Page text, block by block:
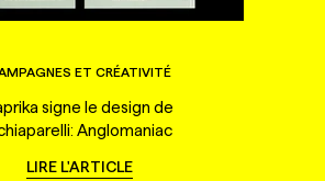
ET CRÉATIVITÉ
signe le design de
Anglomaniac
LIRE L'ARTICLE